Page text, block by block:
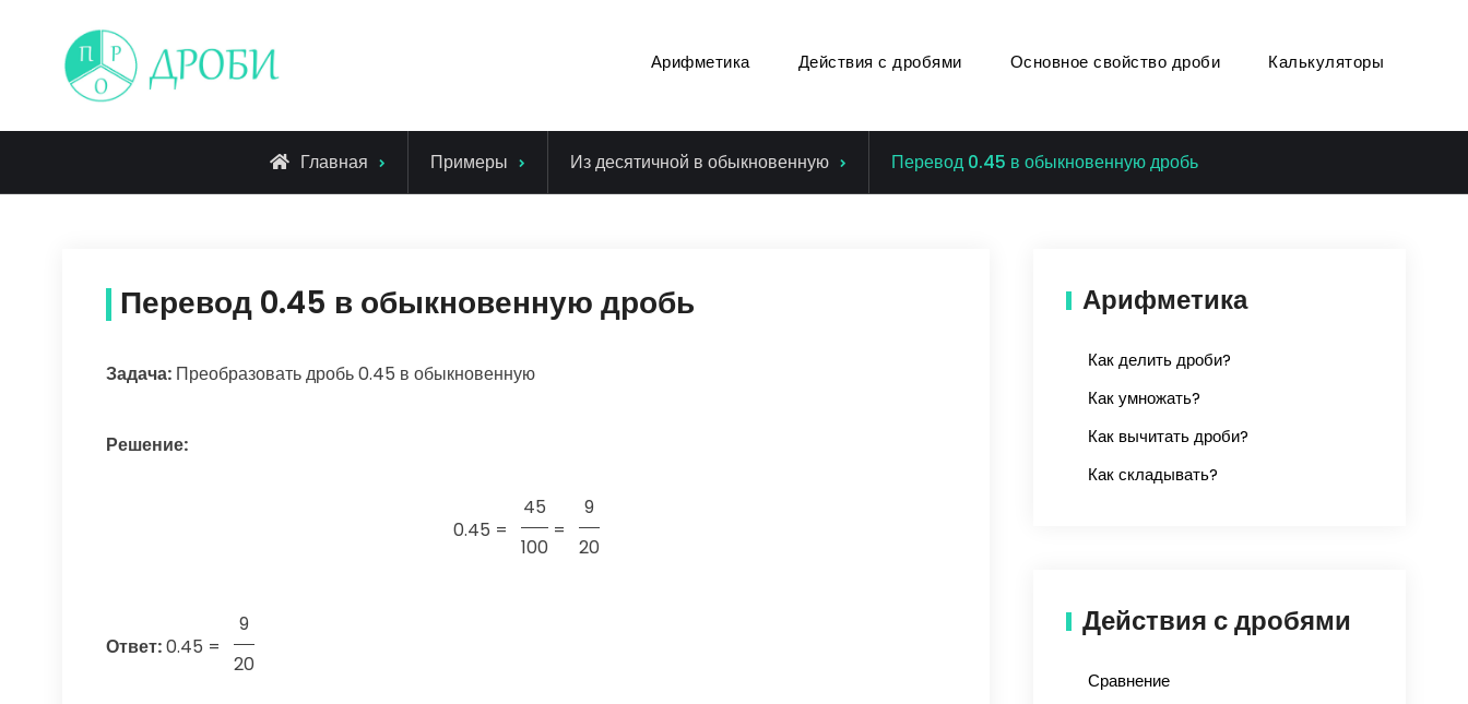
content
Арифметика Действия с дробями Основное свойство дроби Калькуляторы
Главная Примеры Из десятичной в обыкновенную Перевод 0.45 в обыкновенную дробь
Перевод 0.45 в обыкновенную дробь
Задача: Преобразовать дробь 0.45 в обыкновенную
Решение:
0.45 =
45
100
=
9
20
Ответ:0.45 =
9
20
Арифметика
Как делить дроби?
Как умножать?
Как вычитать дроби?
Как складывать?
Действия с дробями
Сравнение